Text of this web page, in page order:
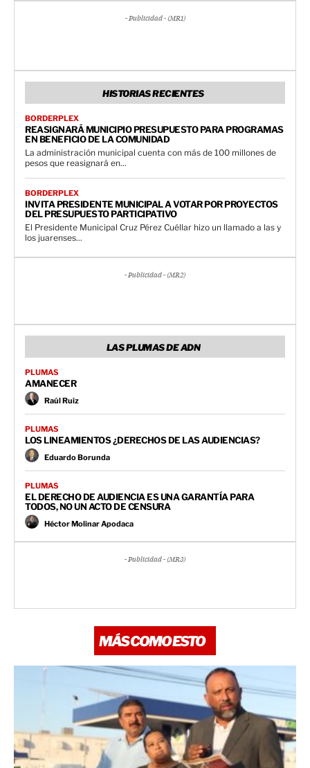
- Publicidad - (MR1)
HISTORIAS RECIENTES
BORDERPLEX
REASIGNARÁ MUNICIPIO PRESUPUESTO PARA PROGRAMAS
EN BENEFICIO DE LA COMUNIDAD
La administración municipal cuenta con más de 100 millones de
pesos que reasignará en...
BORDERPLEX
INVITA PRESIDENTE MUNICIPAL A VOTAR POR PROYECTOS
DEL PRESUPUESTO PARTICIPATIVO
El Presidente Municipal Cruz Pérez Cuéllar hizo un llamado a las y
los juarenses...
- Publicidad - (MR2)
LAS PLUMAS DE ADN
PLUMAS
AMANECER
Raúl Ruiz
PLUMAS
LOS LINEAMIENTOS ¿DERECHOS DE LAS AUDIENCIAS?
Eduardo Borunda
PLUMAS
EL DERECHO DE AUDIENCIA ES UNA GARANTÍA PARA
TODOS, NO UN ACTO DE CENSURA
Héctor Molinar Apodaca
- Publicidad - (MR3)
MÁS COMO ESTO